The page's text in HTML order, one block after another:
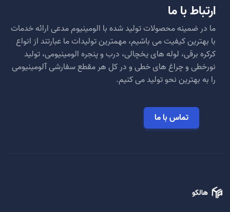
ارتباط با ما
ما در ضمینه محصولات تولید شده با الومینیوم مدعی ارائه خدمات
با بهترین کیفیت می باشیم، مهمترین تولیدات ما عبارتند از انواع
کرکره برقی، لوله های یخچالی، درب و پنجره الومینیومی، تولید
نورخطی و چراغ های خطی و در کل هر مقطع سفارشی آلومینیومی
را به بهترین نحو تولید می کنیم.
تماس با ما